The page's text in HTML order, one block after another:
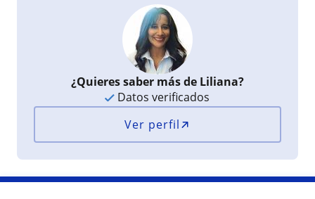
¿Quieres saber más de Liliana?
Datos verificados
Ver perfil